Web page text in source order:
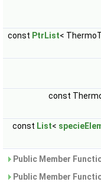
const PtrList<
const
const List<
Public Member
Public Member